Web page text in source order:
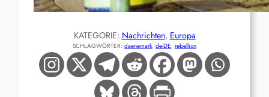
KATEGORIE: Nachrichten, Europa
SCHLAGWÖRTER: daenemark, de-DE, rebellion